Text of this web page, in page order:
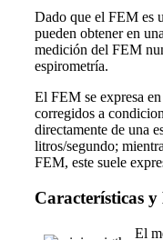
Dado que el FEM es
pueden obteneren
medición del FEM
espirometría.
El FEM se expresa
corregidos a
directamente de una
litros/segundo;
FEM, este suele
Características
El